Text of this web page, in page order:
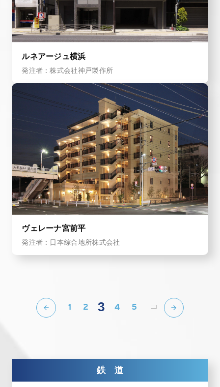
ルネアージュ横浜
発注者：株式会社神戸製作所
ヴェレーナ宮前平
発注者：日本綜合地所株式会社
1 2 3 4 5
鉄 道